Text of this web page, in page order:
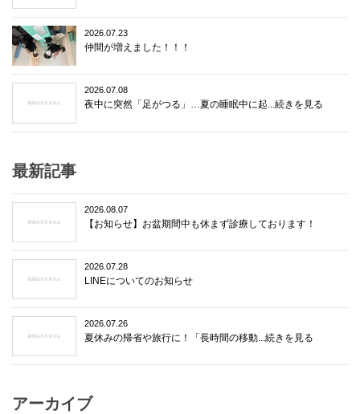
2026.07.23
仲間が増えました！！！
2026.07.08
夜中に突然「足がつる」…夏の睡眠中に起...続きを見る
最新記事
2026.08.07
【お知らせ】お盆期間中も休まず診療しております！
2026.07.28
LINEについてのお知らせ
2026.07.26
夏休みの帰省や旅行に！「長時間の移動...続きを見る
アーカイブ